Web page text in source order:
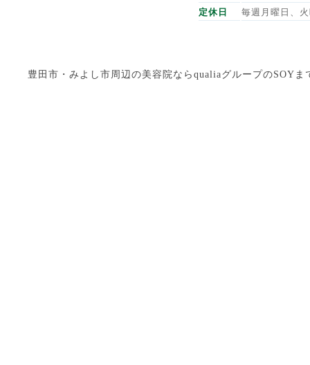
定休日
毎週月曜日、
豊田市・みよし市周辺の美容院ならqualiaグループのSOY